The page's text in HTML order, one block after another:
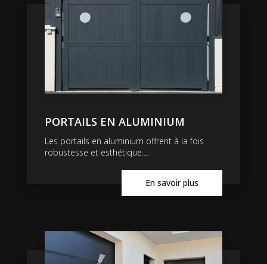
PORTAILS EN ALUMINIUM
Les portails en aluminium offrent à la fois
robustesse et esthétique....
En savoir plus